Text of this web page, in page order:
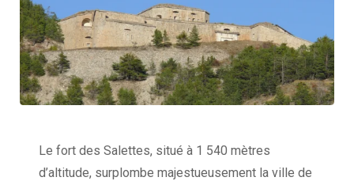
Le fort des Salettes, situé à 1 540 mètres
d’altitude, surplombe majestueusement la ville de